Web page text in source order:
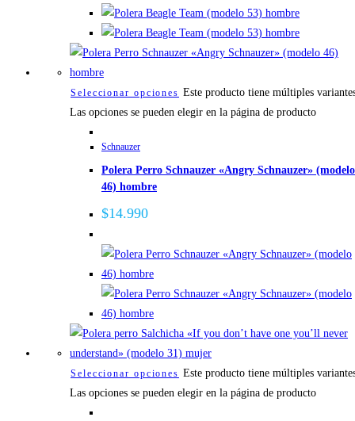
Seleccionar opciones Este producto tiene múltiples
Las opciones se pueden elegir en la página de producto
Schnauzer
Polera Perro Schnauzer «Angry Schnauzer» (modelo
46) hombre
$14.990
Seleccionar opciones Este producto tiene múltiples
Las opciones se pueden elegir en la página de producto